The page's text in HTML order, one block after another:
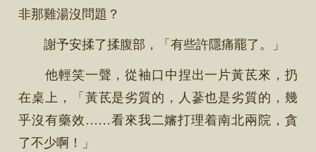
非那雞湯沒問題？
謝予安揉了揉腹部，「有些許隱痛罷了。」
他輕笑一聲，從袖口中捏出一片黃茋來，扔
在桌上，「黃茋是劣質的，人蔘也是劣質的，幾
乎沒有藥效……看來我二嬸打理着南北兩院，貪
了不少啊！」